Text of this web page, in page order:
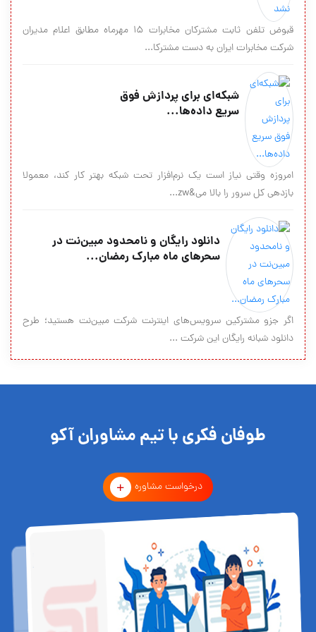
قبوض تلفن ثابت مشترکان مخابرات ۱۵ مهرماه مطابق اعلام مدیران
شرکت مخابرات ایران به دست مشترکا...
شبكه‌اي براي پردازش فوق
سريع داده‌ها...
امروزه وقتي نياز است يك نرم‌افزار تحت شبكه بهتر كار كند، معمولا
بازدهي كل سرور را بالا مي&zw...
دانلود رایگان و نامحدود مبین‌نت در
سحرهای ماه مبارک رمضان...
اگر جزو مشترکین سرویس‌های اینترنت شرکت مبین‌نت هستید؛ طرح
دانلود شبانه رایگان این شرکت ...
طوفان فکری با تیم مشاوران آکو
درخواست مشاوره